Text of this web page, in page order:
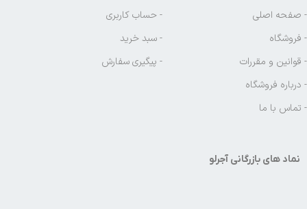
- صفحه اصلی
- فروشگاه
- قوانین و مقررات
- درباره فروشگاه
- تماس با ما
- حساب کاربری
- سبد خرید
- پیگیری سفارش
نماد های بازرگانی آجرلو